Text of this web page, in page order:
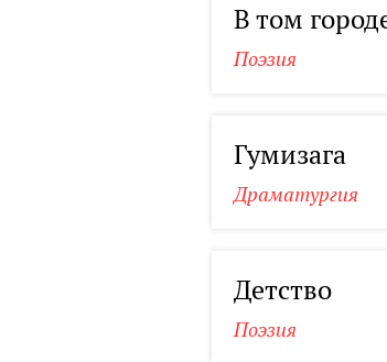
В том
Поэзия
Гумизага
Драматургия
Детство
Поэзия